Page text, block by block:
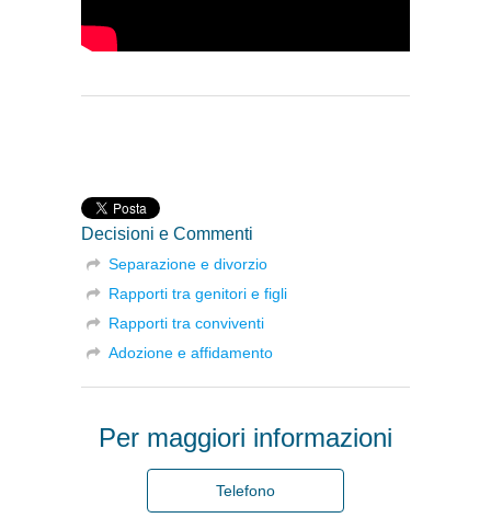
Decisioni e Commenti
Separazione e divorzio
Rapporti tra genitori e figli
Rapporti tra conviventi
Adozione e affidamento
Per maggiori informazioni
Telefono